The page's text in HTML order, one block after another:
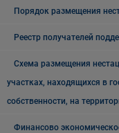
Порядок размещения
Реестр получателей
Схема размещения
участках, находящихся в
собственности, на
Финансово